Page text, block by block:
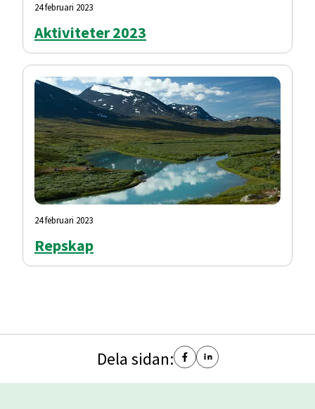
24 februari 2023
Aktiviteter 2023
24 februari 2023
Repskap
Dela sidan: